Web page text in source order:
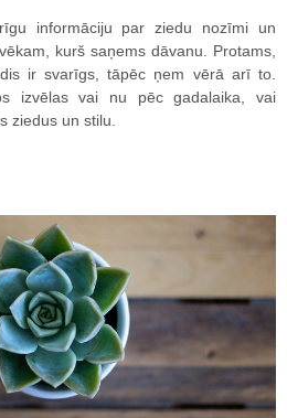
informāciju par ziedu nozīmi un
kurš saņems dāvanu. Protams,
ir svarīgs, tāpēc ņem vērā arī to.
izvēlas vai nu pēc gadalaika, vai
ziedus un stilu.